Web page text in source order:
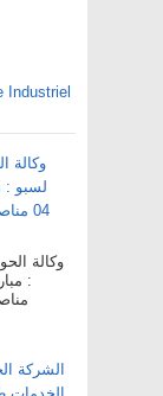
Industriel
وكالة